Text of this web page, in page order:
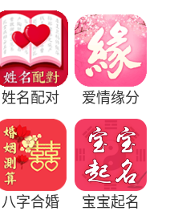
姓名配对 爱情缘分
八字合婚 宝宝起名